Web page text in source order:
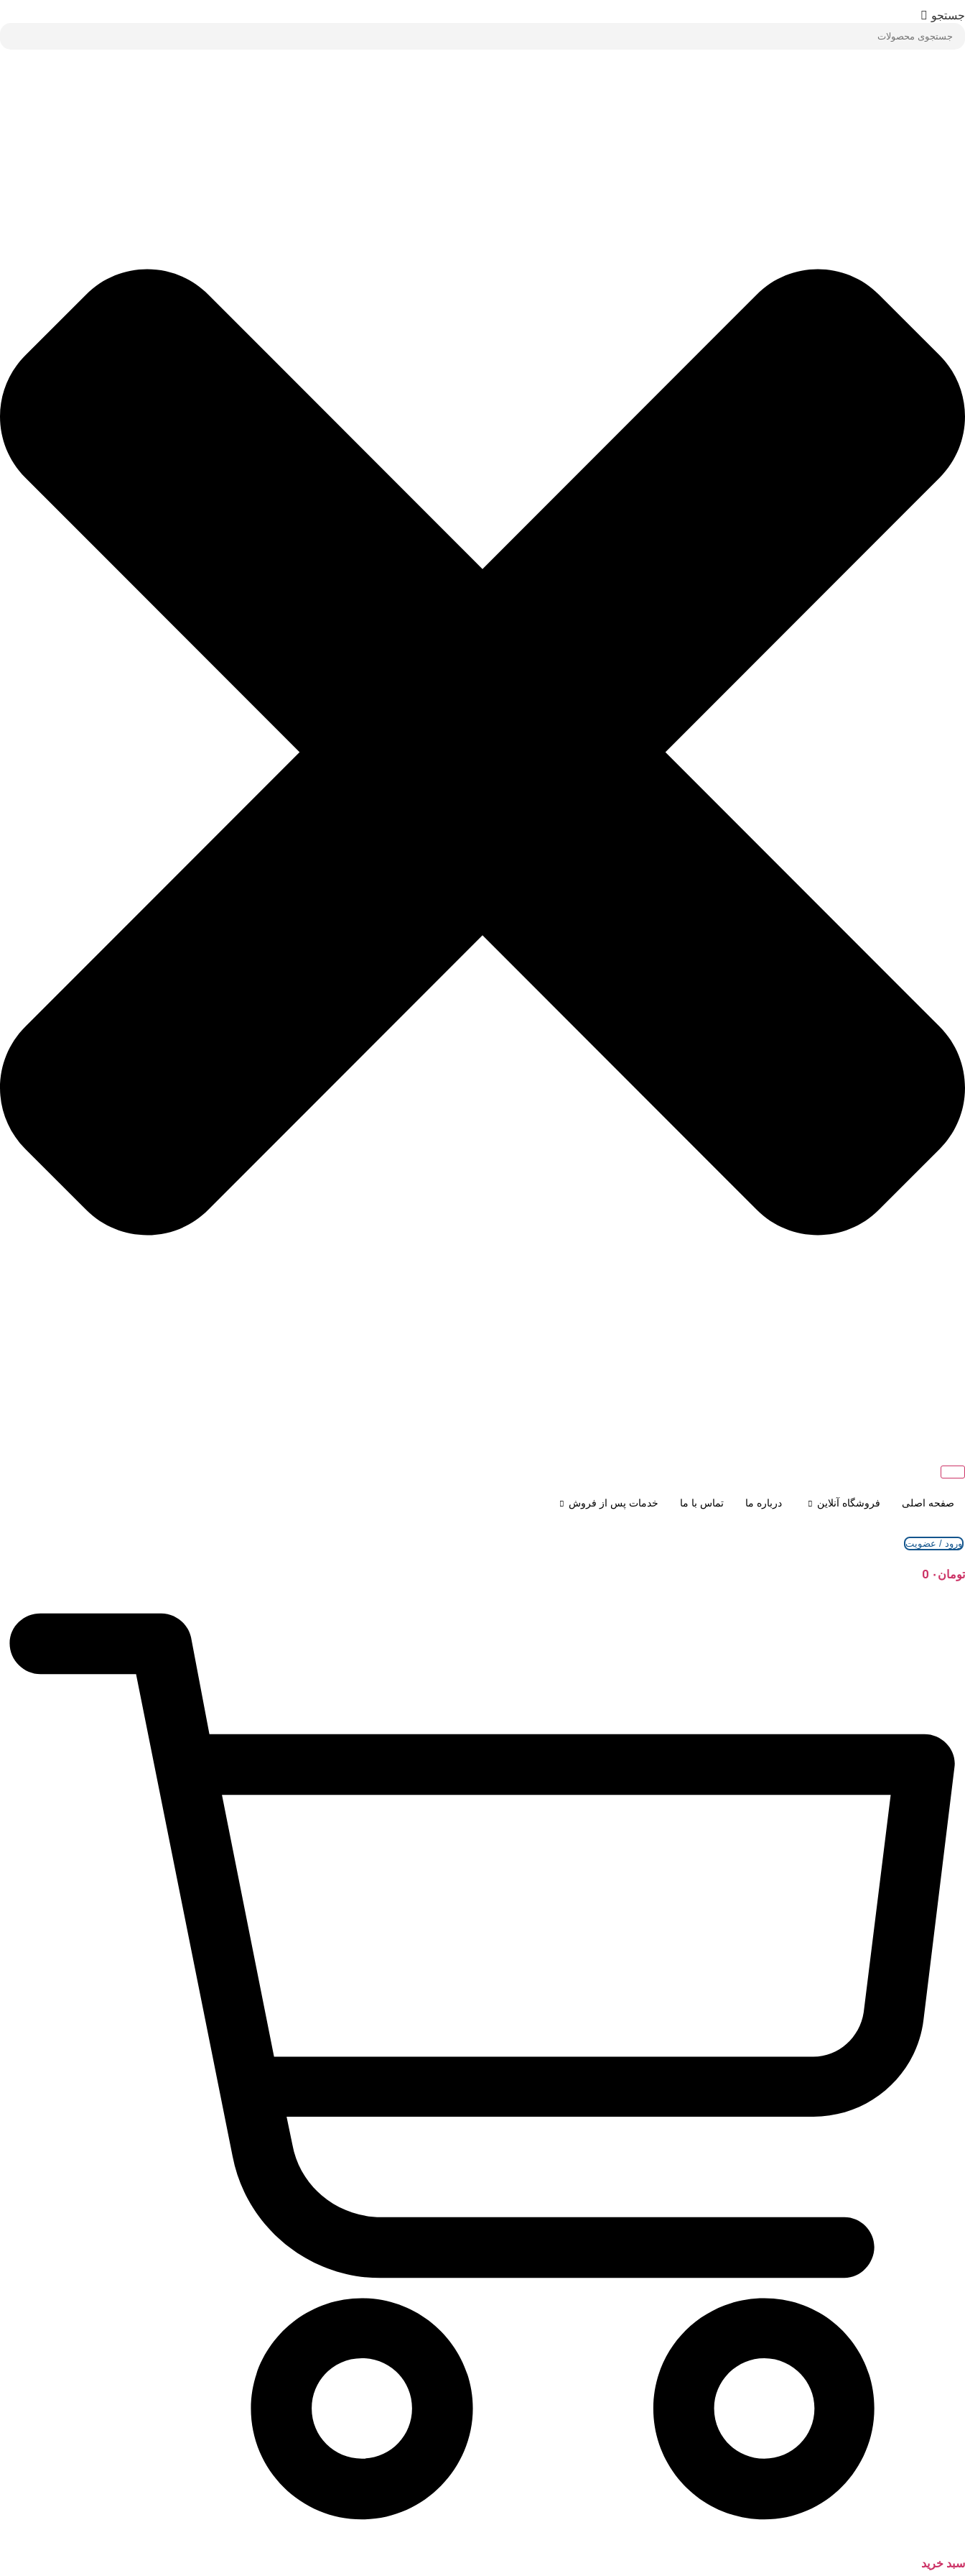
to
content
جستجو
صفحه اصلی فروشگاه آنلاین درباره ما تماس با ما خدمات پس از فروش
ورود / عضویت
تومان ۰ 0
سبد خرید